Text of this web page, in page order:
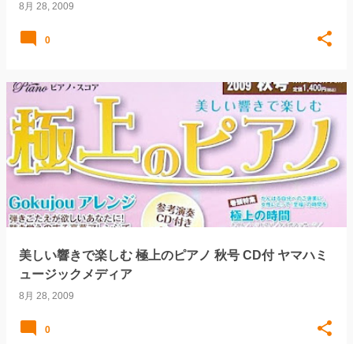
8月 28, 2009
0
美しい響きで楽しむ 極上のピアノ 秋号 CD付 ヤマハミ
ュージックメディア
8月 28, 2009
0